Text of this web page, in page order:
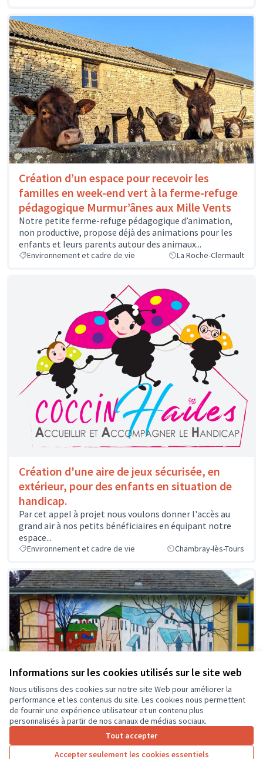
Informations sur les cookies utilisés sur le site web
Nous utilisons des cookies sur notre site Web pour améliorer la
performance et les contenus du site. Les cookies nous permettent
de fournir une expérience utilisateur et un contenu plus
personnalisés à partir de nos canaux de médias sociaux.
Tout accepter
Accepter seulement les cookies essentiels
Création d’un espace pour recevoir les
familles en week-end vert à la ferme-refuge
pédagogique Murmur’ânes aux Mille Vents
Notre petite ferme-refuge pédagogique d’animation,
non productive, propose déjà des animations pour les
enfants et leurs parents autour des animaux...
Environnement et cadre de vie La Roche-Clermault
Création d'une aire de jeux sécurisée, en
extérieur, pour des enfants en situation de
handicap.
Par cet appel à projet nous voulons donner l'accès au
grand air à nos petits bénéficiaires en équipant notre
espace...
Environnement et cadre de vie Chambray-lès-Tours
Parcours Artistique au Féminin
Le projet de Promenade Artistique au Féminin est porté
par l’Association Les Arts Bran’Choix. Il consiste àcréer